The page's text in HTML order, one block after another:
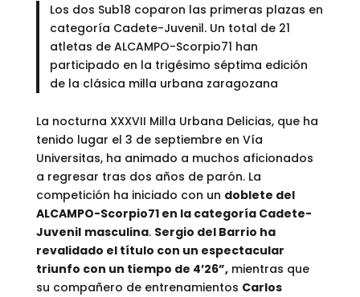
Los dos Sub18 coparon las primeras plazas en
categoría Cadete-Juvenil. Un total de 21
atletas de ALCAMPO-Scorpio71 han
participado en la trigésimo séptima edición
de la clásica milla urbana zaragozana
La nocturna XXXVII Milla Urbana Delicias, que ha
tenido lugar el 3 de septiembre en Vía
Universitas, ha animado a muchos aficionados
a regresar tras dos años de parón. La
competición ha iniciado con un doblete del
ALCAMPO-Scorpio71 en la categoría Cadete-
Juvenil masculina. Sergio del Barrio ha
revalidado el título con un espectacular
triunfo con un tiempo de 4’26”,mientras que
su compañero de entrenamientos Carlos